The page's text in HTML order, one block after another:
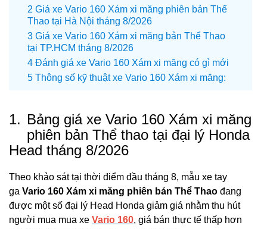
Giá xe Vario 160 Xám xi măng phiên bản Thể
Thao tại Hà Nội tháng 8/2026
Giá xe Vario 160 Xám xi măng bản Thể Thao
tại TP.HCM tháng 8/2026
Đánh giá xe Vario 160 Xám xi măng có gì mới
Thông số kỹ thuật xe Vario 160 Xám xi măng:
1. Bảng giá xe Vario 160 Xám xi măng
phiên bản Thể thao tại đại lý Honda
Head tháng 8/2026
Theo khảo sát tại thời điểm đầu tháng 8, mẫu xe tay
ga Vario 160 Xám xi măng phiên bản Thể Thao đang
được một số đại lý Head Honda giảm giá nhằm thu hút
người mua mua xe Vario 160, giá bán thực tế thấp hơn